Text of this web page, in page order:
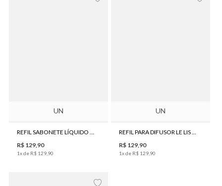
UN
REFIL SABONETE LÍQUIDO LE LIS AROMA SWEET HOME 500ML
R$ 129,90
1x de R$ 129 90
UN
REFIL PARA DIFUSOR LE LIS AROMA FIGO 200 ML
R$ 129,90
1x de R$ 129 90